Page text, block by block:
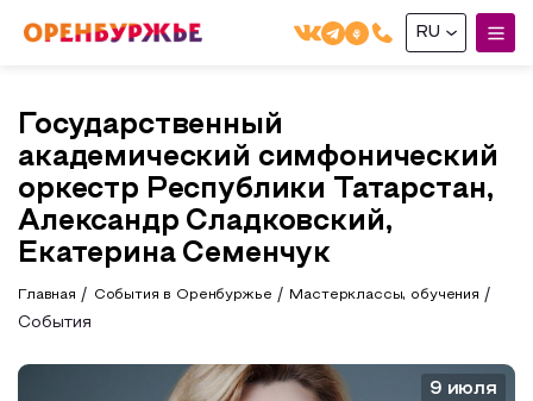
МОЙ МАРШРУТ
Маршруты от туроператоров
ГДЕ ПОЕСТЬ
ГДЕ ОСТАНОВИТЬСЯ
RU
Русский(RU)
Государственный
академический симфонический
оркестр Республики Татарстан,
Александр Сладковский,
Екатерина Семенчук
Главная События в Оренбуржье Мастерклассы, обучения
События
9 июля